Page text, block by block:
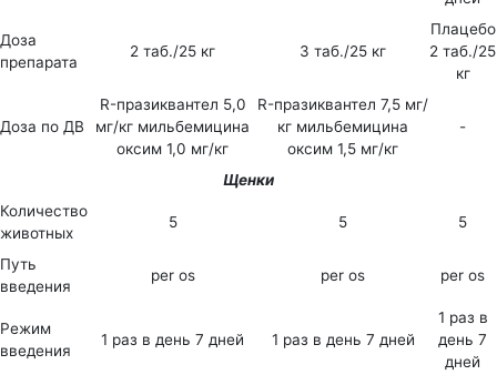
Доза
препарата
2 таб./25 кг 3 таб./25 кг
Плацебо
2 таб./25
кг
Доза по ДВ
R-празиквантел 5,0
мг/кг мильбемицина
оксим 1,0 мг/кг
R-празиквантел 7,5 мг/
кг мильбемицина
оксим 1,5 мг/кг
-
Щенки
Количество
животных
5 5 5
Путь
введения
per os per os per os
Режим
введения
1 раз в день 7 дней 1 раз в день 7 дней
1 раз в
день 7
дней